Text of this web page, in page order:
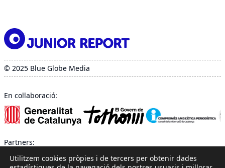
© 2025 Blue Globe Media
En col·laboració:
Partners:
Utilitzem cookies pròpies i de tercers per obtenir dades